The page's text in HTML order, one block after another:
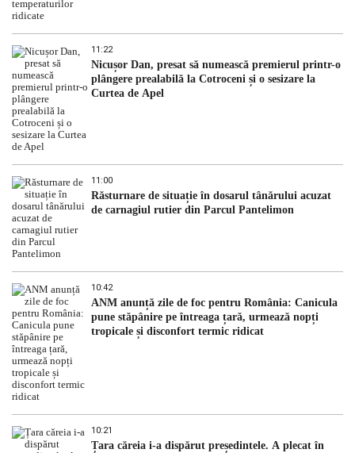
11:22
Nicușor Dan, presat să numească premierul printr-o
plângere prealabilă la Cotroceni și o sesizare la
Curtea de Apel
11:00
Răsturnare de situație în dosarul tânărului acuzat
de carnagiul rutier din Parcul Pantelimon
10:42
ANM anunță zile de foc pentru România: Canicula
pune stăpânire pe întreaga țară, urmează nopți
tropicale și disconfort termic ridicat
10:21
Țara căreia i-a dispărut președintele. A plecat în